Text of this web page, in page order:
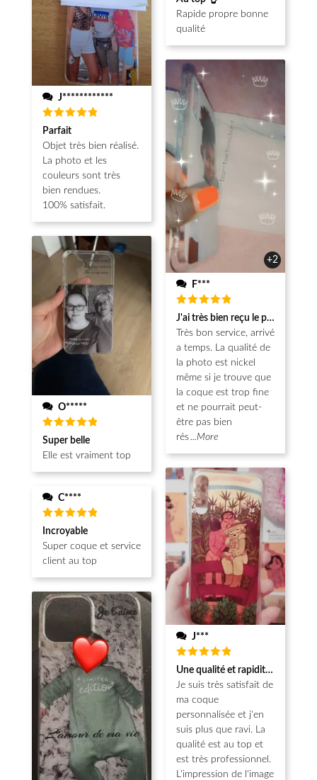
J************
Note5
sur 5
Parfait
Objet très bien réalisé.
La photo et les
couleurs sont très
bien rendues.
100% satisfait.
O*****
Note 5
sur 5
Super belle
Elle est vraiment top
C****
Note5
sur 5
Incroyable
Super coque et service
client au top
sur 5
Rapide propre bonne
qualité
+2
F***
Note5
sur 5
J'ai très bien reçu le produit.
Très bon service, arrivé
a temps. La qualité de
la photo est nickel
même si je trouve que
la coque est trop fine
et ne pourrait peut-
être pas bien
rés...More
J***
Note5
sur 5
Une qualité et rapidité au top!
Je suis très satisfait de
ma coque
personnalisée et j'en
suis plus que ravi. La
qualité est au top et
est très professionnel.
L'impression de l'image